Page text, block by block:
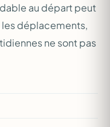
au départ peut
déplacements,
ne sont pas